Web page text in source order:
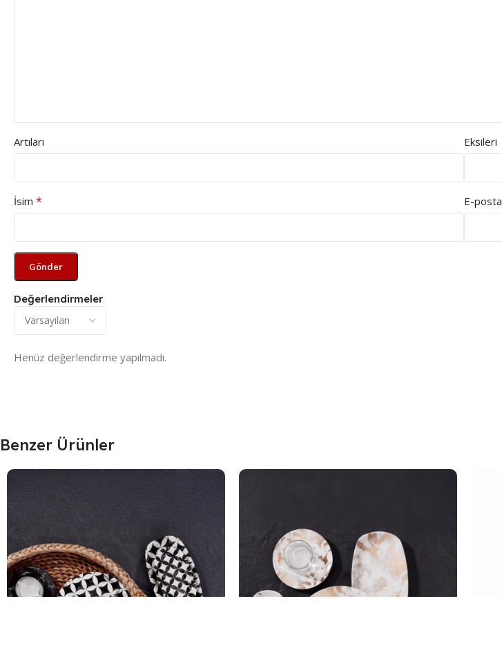
Değerlendirmeler
Henüz değerlendirme yapılmadı.
Artıları Eksileri
İsim * E-posta
Benzer Ürünler